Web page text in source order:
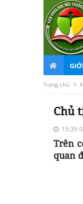
Trang chủ
Chủ
15:35
Trên
quan